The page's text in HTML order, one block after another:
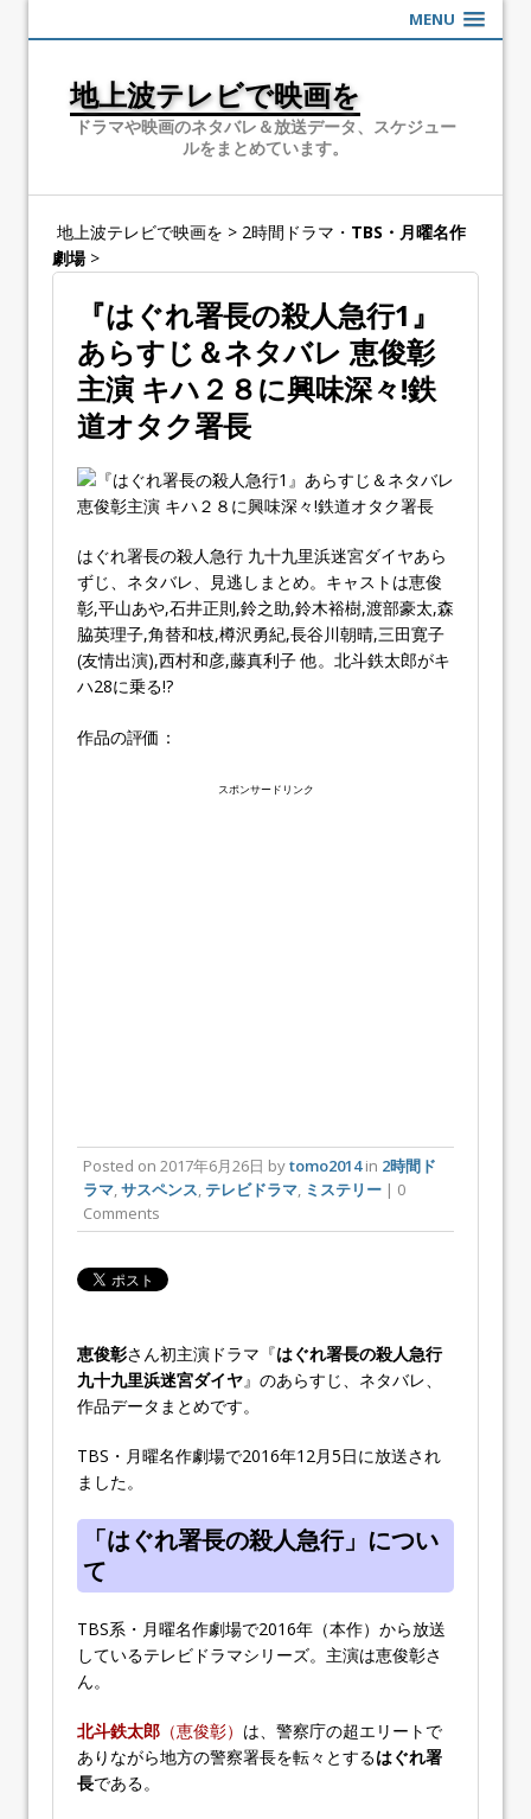
MENU
地上波テレビで映画を
ドラマや映画のネタバレ＆放送データ、スケジュー
ルをまとめています。
地上波テレビで映画を > 2時間ドラマ・ TBS・月曜名作
劇場 >
『はぐれ署長の殺人急行1』
あらすじ＆ネタバレ 恵俊彰
主演 キハ２８に興味深々!鉄
道オタク署長
はぐれ署長の殺人急行 九十九里浜迷宮ダイヤあら
ずじ、ネタバレ、見逃しまとめ。キャストは恵俊
彰,平山あや,石井正則,鈴之助,鈴木裕樹,渡部豪太,森
脇英理子,角替和枝,樽沢勇紀,長谷川朝晴,三田寛子
(友情出演),西村和彦,藤真利子 他。北斗鉄太郎がキ
ハ28に乗る!?
作品の評価：
スポンサードリンク
Posted on 2017年6月26日 bytomo2014in 2時間ド
ラマ,サスペンス, テレビドラマ, ミステリー | 0
Comments
恵俊彰さん初主演ドラマ『はぐれ署長の殺人急行
九十九里浜迷宮ダイヤ』のあらすじ、ネタバレ、
作品データまとめです。
TBS・月曜名作劇場で2016年12月5日に放送され
ました。
「はぐれ署長の殺人急行」につい
て
TBS系・月曜名作劇場で2016年（本作）から放送
しているテレビドラマシリーズ。主演は恵俊彰さ
ん。
北斗鉄太郎 （恵俊彰） は、警察庁の超エリートで
ありながら地方の警察署長を転々とするはぐれ署
長である。